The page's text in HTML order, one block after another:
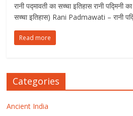
रानी पद्मावती का सच्चा इतिहास रानी पद्मिनी
सच्चा इतिहास) Rani Padmawati – रानी
Read more
Categories
Ancient India